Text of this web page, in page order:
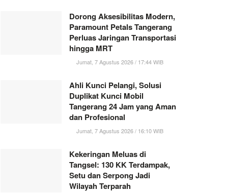
Dorong Aksesibilitas Modern,
Paramount Petals Tangerang
Perluas Jaringan Transportasi
hingga MRT
Jumat, 7 Agustus 2026 / 17:44 WIB
Ahli Kunci Pelangi, Solusi
Duplikat Kunci Mobil
Tangerang 24 Jam yang Aman
dan Profesional
Jumat, 7 Agustus 2026 / 16:10 WIB
Kekeringan Meluas di
Tangsel: 130 KK Terdampak,
Setu dan Serpong Jadi
Wilayah Terparah